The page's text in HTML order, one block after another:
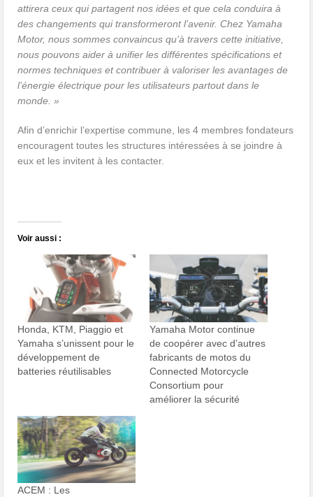
attirera ceux qui partagent nos idées et que cela conduira à
des changements qui transformeront l’avenir. Chez Yamaha
Motor, nous sommes convaincus qu’à travers cette initiative,
nous pouvons aider à unifier les différentes spécifications et
normes techniques et contribuer à valoriser les avantages de
l’énergie électrique pour les utilisateurs partout dans le
monde. »
Afin d’enrichir l’expertise commune, les 4 membres fondateurs
encouragent toutes les structures intéressées à se joindre à
eux et les invitent à les contacter.
Voir aussi :
Honda, KTM, Piaggio et
Yamaha s’unissent pour le
développement de
batteries réutilisables
Yamaha Motor continue
de coopérer avec d’autres
fabricants de motos du
Connected Motorcycle
Consortium pour
améliorer la sécurité
ACEM : Les